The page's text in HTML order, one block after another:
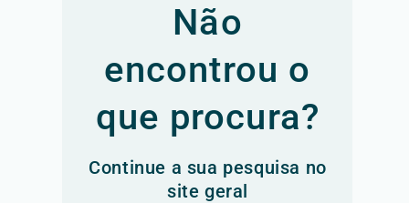
Não
encontrou o
que procura?
Continue a sua pesquisa no
site geral